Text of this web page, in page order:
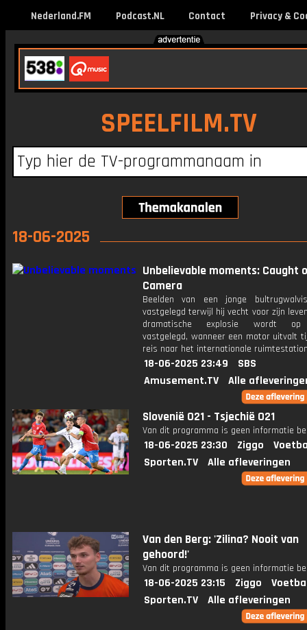
Nederland.FM Podcast.NL Contact Privacy &
SPEELFILM.TV
18-06-2025
Unbelievable moments: Caught
Camera
Beelden van een jonge
vastgelegd terwijl hij vecht voor zijn
dramatische explosie wordt op
vastgelegd, wanneer een motor uitvalt
reis naar het internationale
18-06-2025 23:49
SBS
Amusement.TV
Alle
Slovenië O21 - Tsjechië O21
Van dit programma is geen informatie
18-06-2025 23:30 Ziggo
Sporten.TV
Alle afleveringen
Van den Berg: 'Zilina? Nooit van
gehoord!'
Van dit programma is geen informatie
18-06-2025 23:15 Ziggo
Sporten.TV
Alle afleveringen